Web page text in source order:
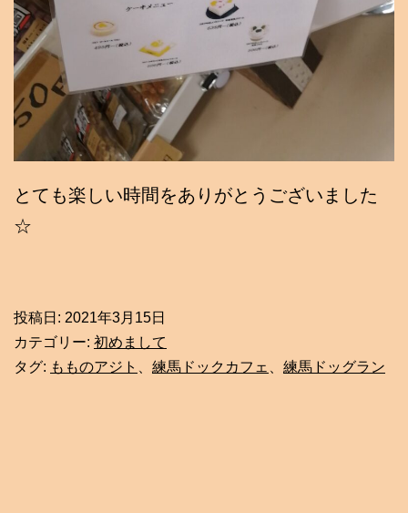
とても楽しい時間をありがとうございました
☆
投稿日: 2021年3月15日
カテゴリー: 初めまして
タグ: もものアジト 練馬ドックカフェ 練馬ドッグラン